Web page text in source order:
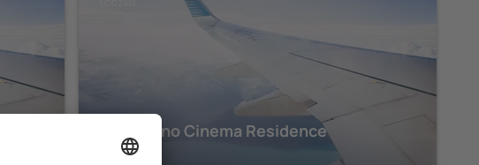
Stare Kino Cinema Residence
€